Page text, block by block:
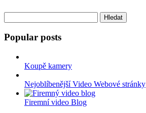
Popular posts
Koupě kamery
Nejoblíbenější Video Webové stránky
Firemní video Blog